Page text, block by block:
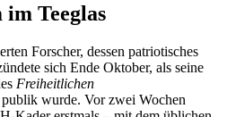
Teeglas
Forscher, dessen patriotisches
sich Ende Oktober, als seine
Freiheitlichen
wurde. Vor zwei Wochen